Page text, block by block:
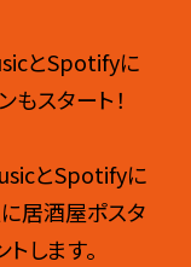
とSpotifyに
スタート！
とSpotifyに
居酒屋ポスタ
します。